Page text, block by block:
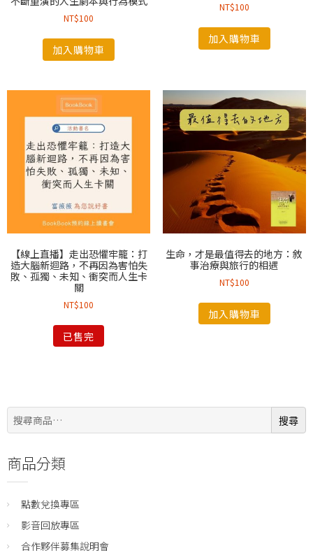
NT$100
加入購物車
NT$100
加入購物車
【線上直播】走出恐懼牢籠：打
造大腦新迴路，不再因為害怕失
敗、孤獨、未知、衝突而人生卡
關
NT$100
已售完
生命，才是最值得去的地方：敘
事治療與旅行的相遇
NT$100
加入購物車
搜
尋:
搜尋
商品分類
點數兌換專區
影音回放專區
合作夥伴募集說明會